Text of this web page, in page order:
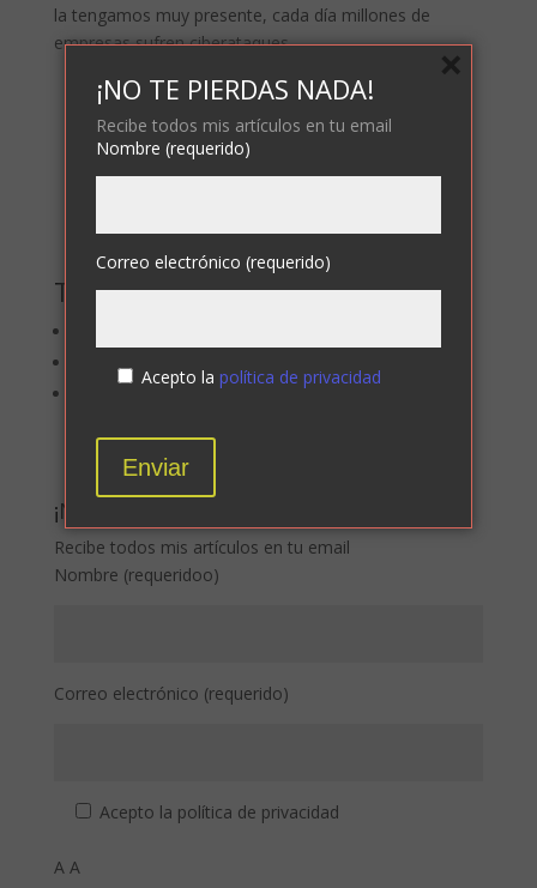
la tengamos muy presente, cada día millones de
empresas sufren ciberataques.
También te puede interesar
Coronavirus y estafas en la red
Presentación del proyecto Homeward Bound
¡NO TE PIERDAS NADA!
Recibe todos mis artículos en tu email
Nombre (requeridoo)
Correo electrónico (requerido)
Acepto la política de privacidad
A A
¡NO TE PIERDAS NADA!
Recibe todos mis artículos en tu email
Nombre (requerido)
Correo electrónico (requerido)
Acepto la política de privacidad
×